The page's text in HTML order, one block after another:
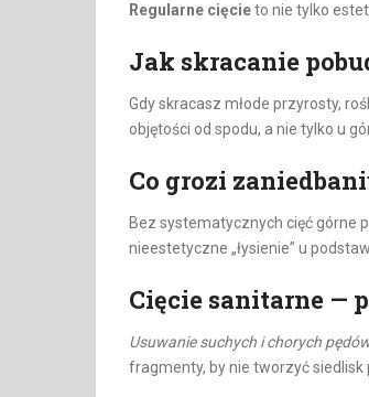
Regularne cięcieto nie tylko
Jak skracanie
Gdy skracasz młode przyrosty,
objętości od spodu, a nie tylko u
Co grozi
Bez systematycznych cięć górne
nieestetyczne „łysienie” u
Cięcie sanitarne —
Usuwanie suchych i chorych
fragmenty, by nie tworzyć siedlisk